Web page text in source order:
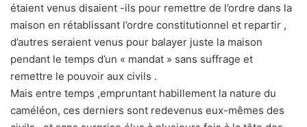
étaient venus disaient -ils pour remettre de l’ordre dans la
maison en rétablissant l’ordre constitutionnel et repartir ,
d’autres seraient venus pour balayer juste la maison
pendant le temps d’un « mandat » sans suffrage et
remettre le pouvoir aux civils .
Mais entre temps ,empruntant habillement la nature du
caméléon, ces derniers sont redevenus eux-mêmes des